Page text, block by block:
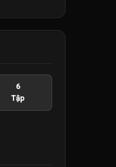
6
Tập